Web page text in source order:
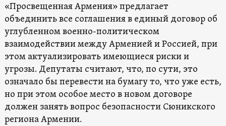
«Просвещенная Армения» предлагает
объединить все соглашения в единый договор об
углубленном военно-политическом
взаимодействии между Арменией и Россией, при
этом актуализировать имеющиеся риски и
угрозы. Депутаты считают, что, по сути, это
означало бы перевести на бумагу то, что уже есть,
но при этом особое место в новом договоре
должен занять вопрос безопасности Сюникского
региона Армении.